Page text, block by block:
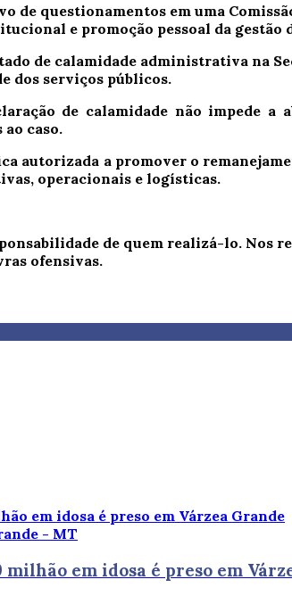
de questionamentos em uma
e promoção pessoal da
de calamidade administrativa na
dos serviços públicos.
de calamidade não impede
caso.
autorizada a promover o
operacionais e logísticas.
de quem realizá-lo.
ofensivas.
- MT
em idosa é preso em